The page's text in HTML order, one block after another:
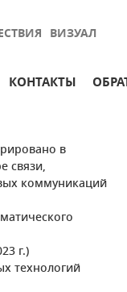
ВИЗУАЛ
КОНТАКТЫ
в
связи,
коммуникаций
г.)
технологий